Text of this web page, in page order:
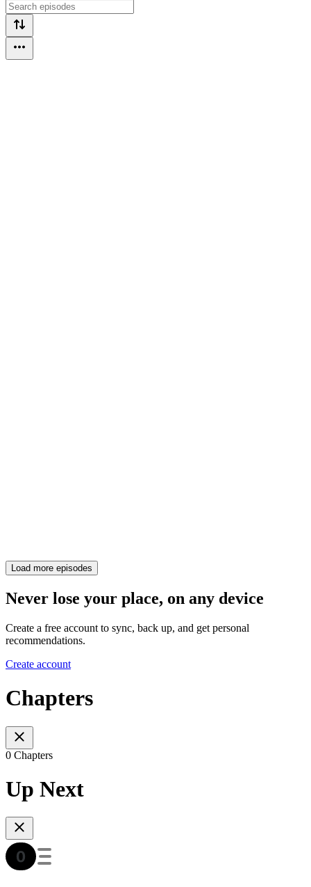
Load more episodes
Never lose your place, on any device
Create a free account to sync, back up, and get personal
recommendations.
Create account
Chapters
0 Chapters
Up Next